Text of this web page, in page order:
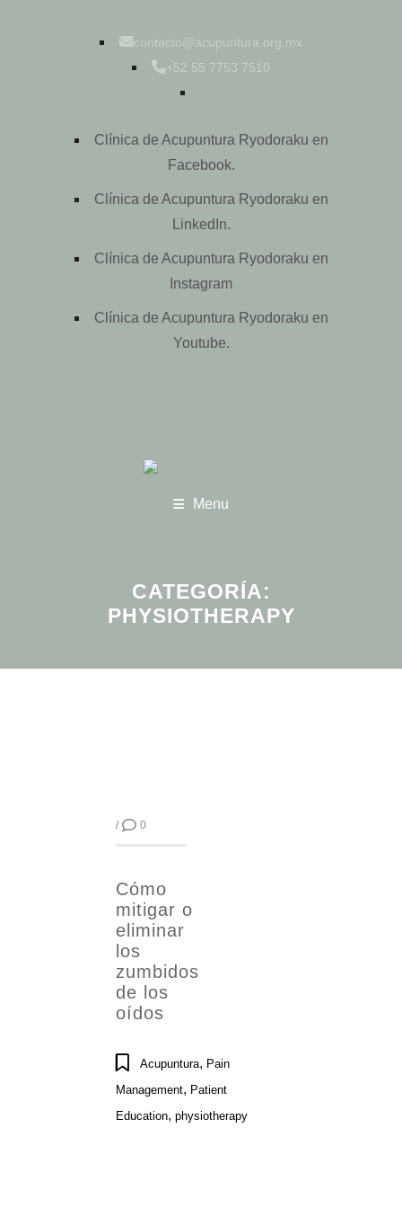
contacto@acupuntura.org.mx
+52 55 7753 7510
Clínica de Acupuntura Ryodoraku en
Facebook.
Clínica de Acupuntura Ryodoraku en
LinkedIn.
Clínica de Acupuntura Ryodoraku en
Instagram
Clínica de Acupuntura Ryodoraku en
Youtube.
Menu
CATEGORÍA:
PHYSIOTHERAPY
/ 0
Cómo
mitigar o
eliminar
los
zumbidos
de los
oídos
Acupuntura, Pain
Management, Patient
Education, physiotherapy